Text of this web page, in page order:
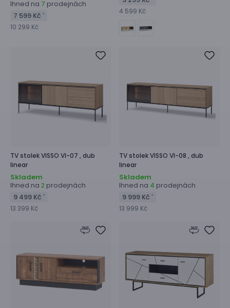
Ihned na 7 prodejnách
7 599 Kč *
10 299 Kč
4 599 Kč
TV stolekVISSO VI-07 , dub
linear
Skladem
Ihned na 2 prodejnách
9 499 Kč *
13 399 Kč
TV stolekVISSO VI-08 , dub
linear
Skladem
Ihned na 4 prodejnách
9 999 Kč *
13 999 Kč